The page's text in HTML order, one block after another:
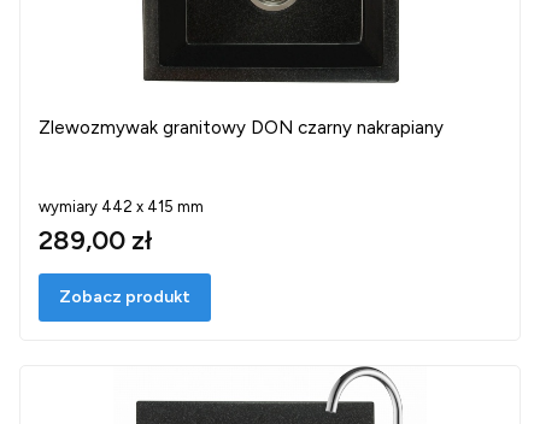
Zlewozmywak granitowy DON czarny nakrapiany
wymiary 442 x 415 mm
289,00 zł
Zobacz produkt